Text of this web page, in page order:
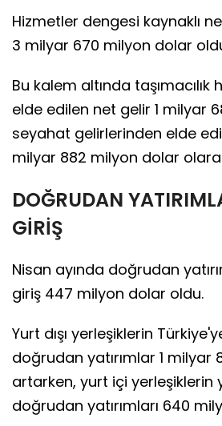
Hizmetler dengesi kaynaklı
3 milyar 670 milyon dolar
Bu kalem altında
elde edilen net gelir 1 milyar
seyahat gelirlerinden elde
milyar 882 milyon dolar
DOĞRUDAN
GİRİŞ
Nisan ayında doğrudan
giriş 447 milyon dolar oldu.
Yurt dışı yerleşiklerin
doğrudan yatırımlar 1 milyar
artarken, yurt içi yerleşiklerin
doğrudan yatırımları 640